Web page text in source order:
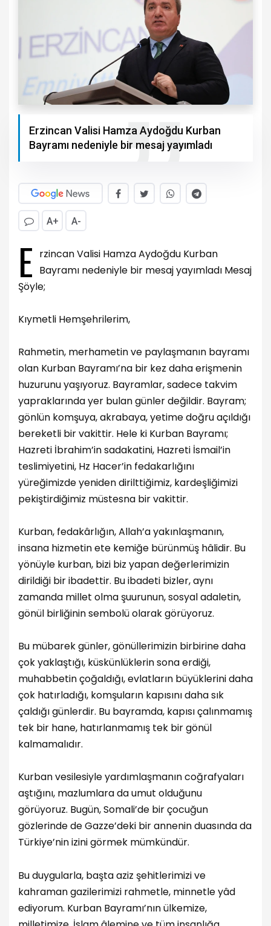
Erzincan Valisi Hamza Aydoğdu Kurban
Bayramı nedeniyle bir mesaj yayımladı
A+ A-
E rzincan Valisi Hamza Aydoğdu Kurban
Bayramı nedeniyle bir mesaj yayımladı Mesaj
Şöyle;
Kıymetli Hemşehrilerim,
Rahmetin, merhametin ve paylaşmanın bayramı
olan Kurban Bayramı’na bir kez daha erişmenin
huzurunu yaşıyoruz. Bayramlar, sadece takvim
yapraklarında yer bulan günler değildir. Bayram;
gönlün komşuya, akrabaya, yetime doğru açıldığı
bereketli bir vakittir. Hele ki Kurban Bayramı;
Hazreti İbrahim’in sadakatini, Hazreti İsmail’in
teslimiyetini, Hz Hacer’in fedakarlığını
yüreğimizde yeniden dirilttiğimiz, kardeşliğimizi
pekiştirdiğimiz müstesna bir vakittir.
Kurban, fedakârlığın, Allah’a yakınlaşmanın,
insana hizmetin ete kemiğe bürünmüş hâlidir. Bu
yönüyle kurban, bizi biz yapan değerlerimizin
dirildiği bir ibadettir. Bu ibadeti bizler, aynı
zamanda millet olma şuurunun, sosyal adaletin,
gönül birliğinin sembolü olarak görüyoruz.
Bu mübarek günler, gönüllerimizin birbirine daha
çok yaklaştığı, küskünlüklerin sona erdiği,
muhabbetin çoğaldığı, evlatların büyüklerini daha
çok hatırladığı, komşuların kapısını daha sık
çaldığı günlerdir. Bu bayramda, kapısı çalınmamış
tek bir hane, hatırlanmamış tek bir gönül
kalmamalıdır.
Kurban vesilesiyle yardımlaşmanın coğrafyaları
aştığını, mazlumlara da umut olduğunu
görüyoruz. Bugün, Somali’de bir çocuğun
gözlerinde de Gazze’deki bir annenin duasında da
Türkiye’nin izini görmek mümkündür.
Bu duygularla, başta aziz şehitlerimizi ve
kahraman gazilerimizi rahmetle, minnetle yâd
ediyorum. Kurban Bayramı’nın ülkemize,